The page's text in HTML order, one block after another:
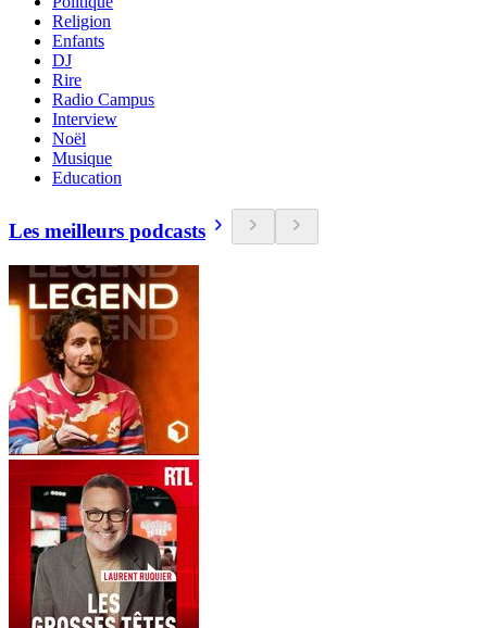
Religion
Enfants
DJ
Rire
Radio Campus
Interview
Noël
Musique
Education
Les meilleurs podcasts